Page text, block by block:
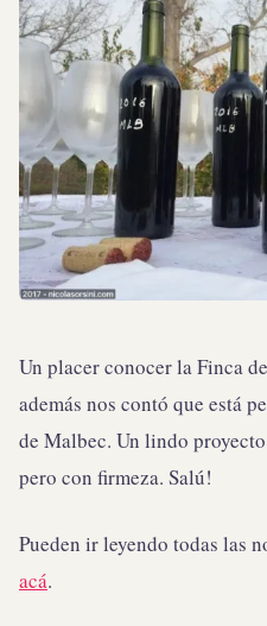
Un placer conocer la Finca
además nos contó que está
de Malbec. Un lindo
pero con firmeza. Salú!
Pueden ir leyendo todas las
acá.